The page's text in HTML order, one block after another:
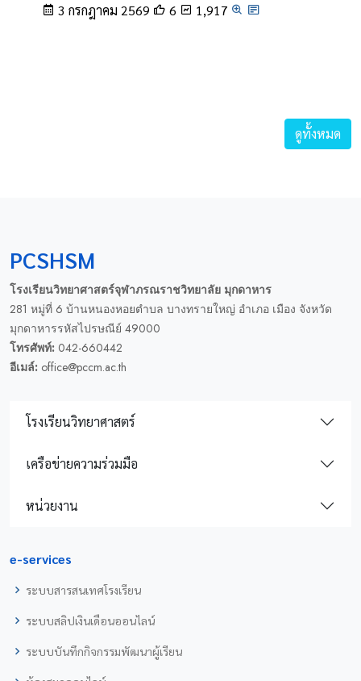
3 กรกฎาคม 2569 6 1,917
ดูทั้งหมด
PCSHSM
โรงเรียนวิทยาศาสตร์จุฬาภรณราชวิทยาลัย มุกดาหาร
281 หมู่ที่ 6 บ้านหนองหอยตำบล บางทรายใหญ่ อำเภอ เมือง จังหวัด
มุกดาหารรหัสไปรษณีย์ 49000
โทรศัพท์: 042-660442
อีเมล์: office@pccm.ac.th
โรงเรียนวิทยาศาสตร์
เครือข่ายความร่วมมือ
หน่วยงาน
e-services
ระบบสารสนเทศโรงเรียน
ระบบสลิปเงินเดือนออนไลน์
ระบบบันทึกกิจกรรมพัฒนาผู้เรียน